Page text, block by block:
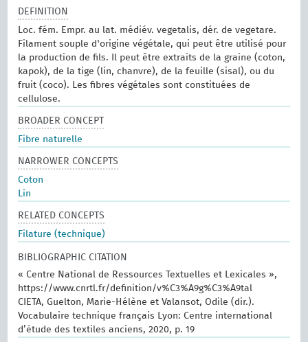
DEFINITION
Loc. fém. Empr. au lat. médiév. vegetalis, dér. de vegetare.
Filament souple d'origine végétale, qui peut être utilisé pour
la production de fils. Il peut être extraits de la graine (coton,
kapok), de la tige (lin, chanvre), de la feuille (sisal), ou du
fruit (coco). Les fibres végétales sont constituées de
cellulose.
BROADER CONCEPT
Fibre naturelle
NARROWER CONCEPTS
Coton
Lin
RELATED CONCEPTS
Filature (technique)
BIBLIOGRAPHIC CITATION
« Centre National de Ressources Textuelles et Lexicales »,
https://www.cnrtl.fr/definition/v%C3%A9g%C3%A9tal
CIETA, Guelton, Marie-Hélène et Valansot, Odile (dir.).
Vocabulaire technique français Lyon: Centre international
d’étude des textiles anciens, 2020, p. 19